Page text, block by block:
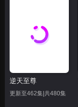
46
49
逆天至尊
更新至462集|共480集